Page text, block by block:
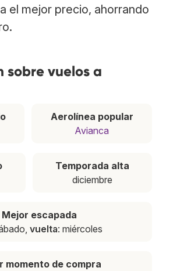
el mejor precio, ahorrando
sobre vuelos a
Aerolínea popular
Avianca
Temporada alta
diciembre
Mejor escapada
vuelta: miércoles
momento de compra